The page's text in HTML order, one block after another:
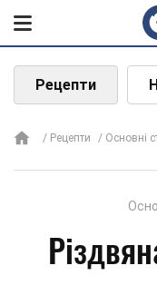
Рецепти
Рецепти Основні